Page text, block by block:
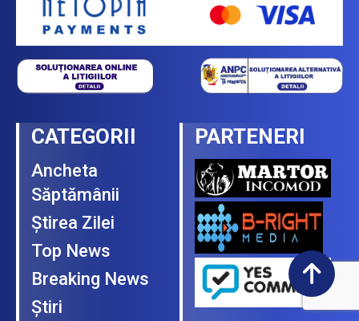
CATEGORII
Ancheta
Săptămânii
Ştirea Zilei
Top News
Breaking News
Ştiri
PARTENERI